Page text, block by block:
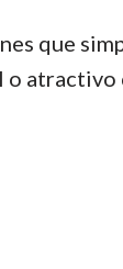
que
atractivo